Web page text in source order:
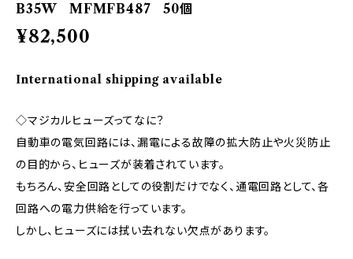
B35W MFMFB487 50個
¥82,500
International shipping available
◇マジカルヒューズってなに？
自動車の電気回路には、漏電による故障の拡大防止や火災防止
の目的から、ヒューズが装着されています。
もちろん、安全回路としての役割だけでなく、通電回路として、各
回路への電力供給を行っています。
しかし、ヒューズには拭い去れない欠点があります。